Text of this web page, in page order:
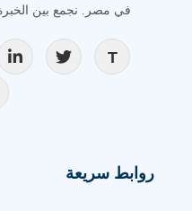
في مصر. نجمع بين
روابط سريعة